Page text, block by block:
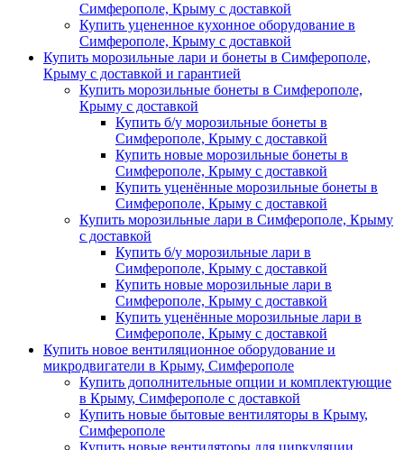
Симферополе, Крыму с доставкой
Купить уцененное кухонное оборудование в
Симферополе, Крыму с доставкой
Купить морозильные лари и бонеты в Симферополе,
Крыму с доставкой и гарантией
Купить морозильные бонеты в Симферополе,
Крыму с доставкой
Купить б/у морозильные бонеты в
Симферополе, Крыму с доставкой
Купить новые морозильные бонеты в
Симферополе, Крыму с доставкой
Купить уценённые морозильные бонеты в
Симферополе, Крыму с доставкой
Купить морозильные лари в Симферополе, Крыму
с доставкой
Купить б/у морозильные лари в
Симферополе, Крыму с доставкой
Купить новые морозильные лари в
Симферополе, Крыму с доставкой
Купить уценённые морозильные лари в
Симферополе, Крыму с доставкой
Купить новое вентиляционное оборудование и
микродвигатели в Крыму, Симферополе
Купить дополнительные опции и комплектующие
в Крыму, Симферополе с доставкой
Купить новые бытовые вентиляторы в Крыму,
Симферополе
Купить новые вентиляторы для циркуляции